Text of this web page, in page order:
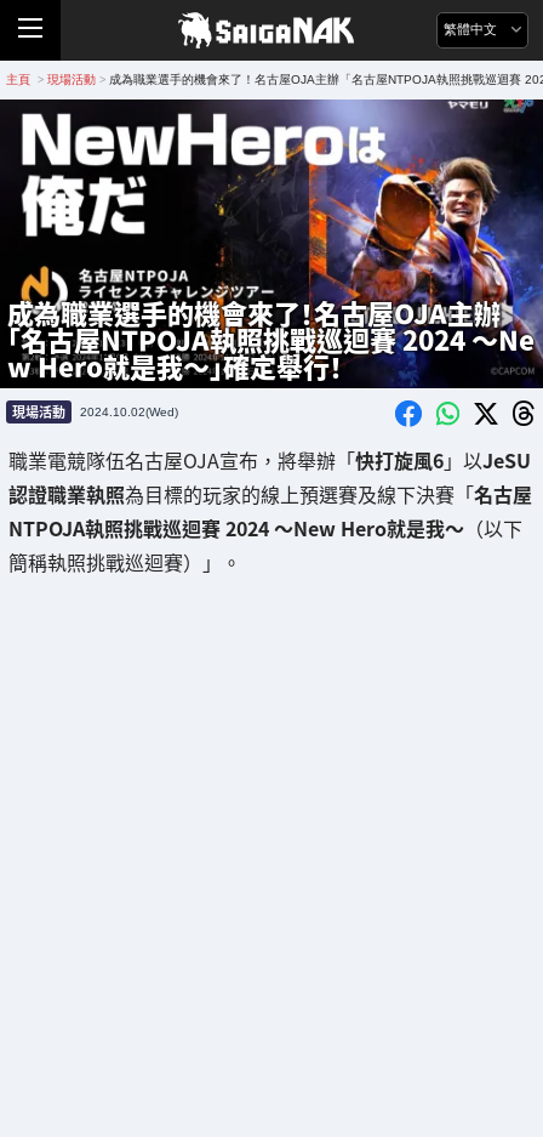
繁體中文
主頁 > 現場活動 > 成為職業選手的機會來了！名古屋OJA主辦「名古屋NTPOJA執照挑戰巡迴賽
成為職業選手的機會來了！名古屋OJA主辦
「名古屋NTPOJA執照挑戰巡迴賽 2024 〜Ne
w Hero就是我〜」確定舉行！
現場活動 2024.10.02(Wed)
職業電競隊伍名古屋OJA宣布，將舉辦「快打旋風6」以JeSU
認證職業執照為目標的玩家的線上預選賽及線下決賽「名古屋
NTPOJA執照挑戰巡迴賽 2024 〜New Hero就是我〜 （以下
簡稱執照挑戰巡迴賽）」。